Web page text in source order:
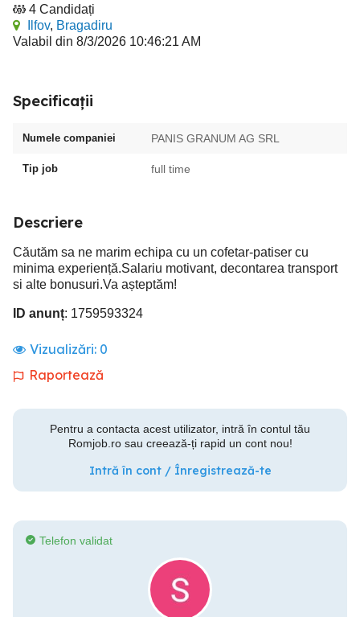
4 Candidați
Ilfov, Bragadiru
Valabil din 8/3/2026 10:46:21 AM
Specificații
Numele companiei PANIS GRANUM AG SRL
Tip job full time
Descriere
Căutăm sa ne marim echipa cu un cofetar-patiser cu
minima experiență.Salariu motivant, decontarea transport
si alte bonusuri.Va așteptăm!
ID anunț: 1759593324
Vizualizări: 0
Raportează
Pentru a contacta acest utilizator, intră în contul tău
Romjob.ro sau creează-ți rapid un cont nou!
Intră în cont / Înregistrează-te
Telefon validat